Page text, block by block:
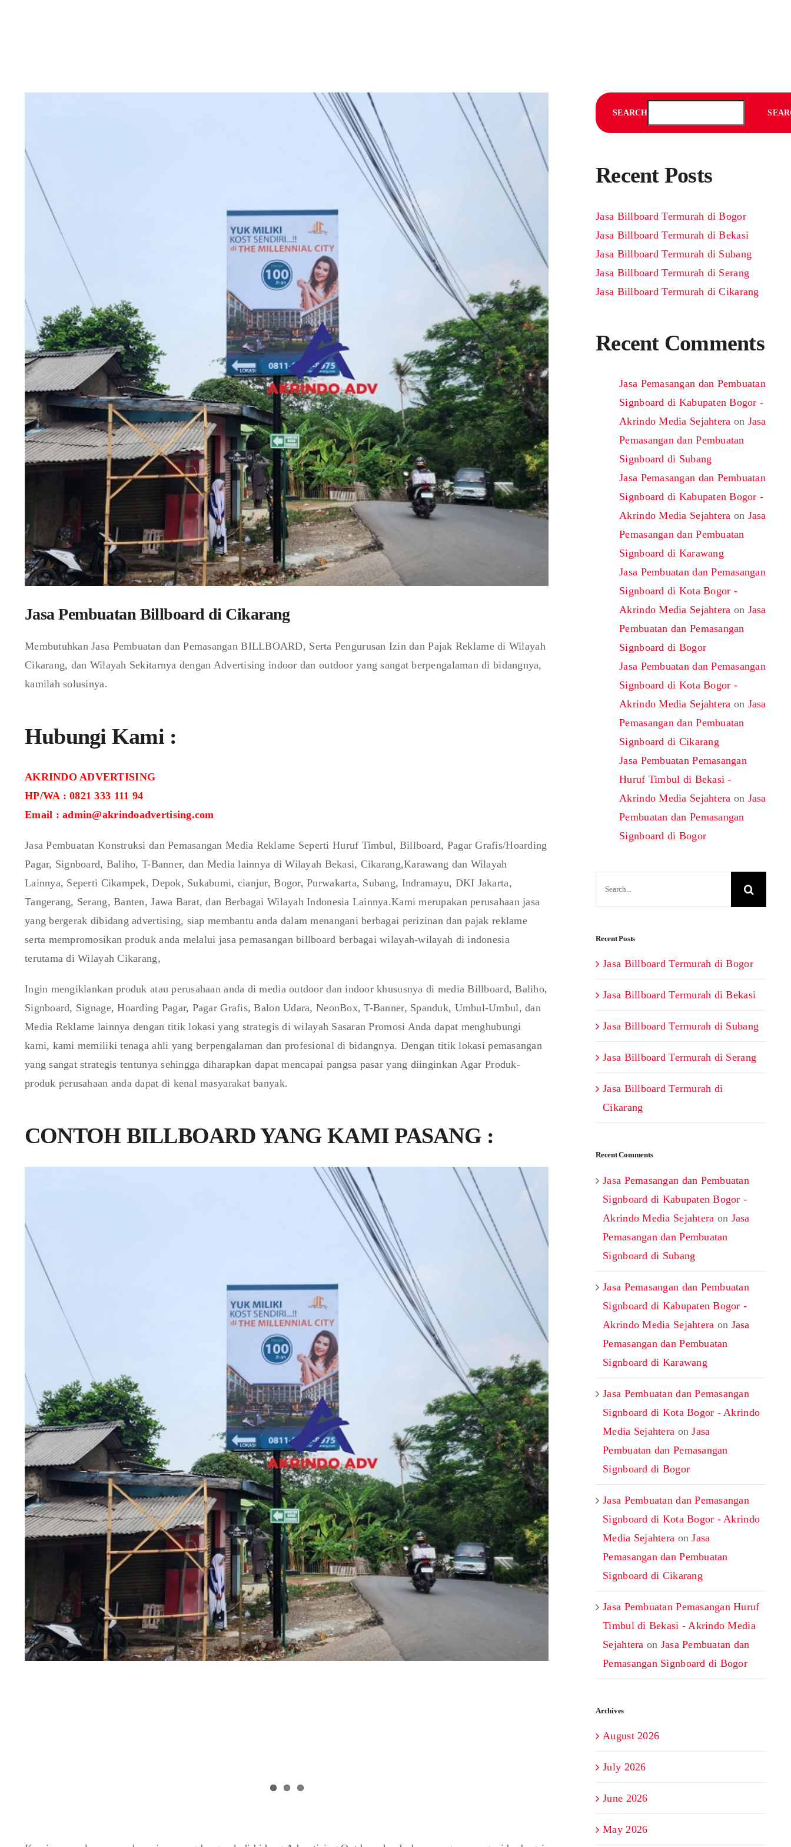
Jasa Pembuatan Billboard di Cikarang
Membutuhkan Jasa Pembuatan dan Pemasangan BILLBOARD, Serta Pengurusan Izin dan Pajak Reklame di Wilayah
Cikarang, dan Wilayah Sekitarnya dengan Advertising indoor dan outdoor yang sangat berpengalaman di bidangnya,
kamilah solusinya.
Hubungi Kami :
AKRINDO ADVERTISING
HP/WA : 0821 333 111 94
Email : admin@akrindoadvertising.com
Jasa Pembuatan Konstruksi dan Pemasangan Media Reklame Seperti Huruf Timbul, Billboard, Pagar Grafis/Hoarding
Pagar, Signboard, Baliho, T-Banner, dan Media lainnya di Wilayah Bekasi, Cikarang,Karawang dan Wilayah
Lainnya, Seperti Cikampek, Depok, Sukabumi, cianjur, Bogor, Purwakarta, Subang, Indramayu, DKI Jakarta,
Tangerang, Serang, Banten, Jawa Barat, dan Berbagai Wilayah Indonesia Lainnya.Kami merupakan perusahaan jasa
yang bergerak dibidang advertising, siap membantu anda dalam menangani berbagai perizinan dan pajak reklame
serta mempromosikan produk anda melalui jasa pemasangan billboard berbagai wilayah-wilayah di indonesia
terutama di Wilayah Cikarang,
Ingin mengiklankan produk atau perusahaan anda di media outdoor dan indoor khususnya di media Billboard, Baliho,
Signboard, Signage, Hoarding Pagar, Pagar Grafis, Balon Udara, NeonBox, T-Banner, Spanduk, Umbul-Umbul, dan
Media Reklame lainnya dengan titik lokasi yang strategis di wilayah Sasaran Promosi Anda dapat menghubungi
kami, kami memiliki tenaga ahli yang berpengalaman dan profesional di bidangnya. Dengan titik lokasi pemasangan
yang sangat strategis tentunya sehingga diharapkan dapat mencapai pangsa pasar yang diinginkan Agar Produk-
produk perusahaan anda dapat di kenal masyarakat banyak.
CONTOH BILLBOARD YANG KAMI PASANG :
SEARCH
Recent Posts
Jasa Billboard Termurah di Bogor
Jasa Billboard Termurah di Bekasi
Jasa Billboard Termurah di Subang
Jasa Billboard Termurah di Serang
Jasa Billboard Termurah di Cikarang
Recent Comments
Jasa Pemasangan dan Pembuatan
Signboard di Kabupaten Bogor -
Akrindo Media Sejahtera on Jasa
Pemasangan dan Pembuatan
Signboard di Subang
Jasa Pemasangan dan Pembuatan
Signboard di Kabupaten Bogor -
Akrindo Media Sejahtera on Jasa
Pemasangan dan Pembuatan
Signboard di Karawang
Jasa Pembuatan dan Pemasangan
Signboard di Kota Bogor -
Akrindo Media Sejahtera on Jasa
Pembuatan dan Pemasangan
Signboard di Bogor
Jasa Pembuatan dan Pemasangan
Signboard di Kota Bogor -
Akrindo Media Sejahtera on Jasa
Pemasangan dan Pembuatan
Signboard di Cikarang
Jasa Pembuatan Pemasangan
Huruf Timbul di Bekasi -
Akrindo Media Sejahtera on Jasa
Pembuatan dan Pemasangan
Signboard di Bogor
Recent Posts
Jasa Billboard Termurah di Bogor
Jasa Billboard Termurah di Bekasi
Jasa Billboard Termurah di Subang
Jasa Billboard Termurah di Serang
Jasa Billboard Termurah di
Cikarang
Recent Comments
Jasa Pemasangan dan Pembuatan
Signboard di Kabupaten Bogor -
Akrindo Media Sejahtera on Jasa
Pemasangan dan Pembuatan
Signboard di Subang
Jasa Pemasangan dan Pembuatan
Signboard di Kabupaten Bogor -
Akrindo Media Sejahtera on Jasa
Pemasangan dan Pembuatan
Signboard di Karawang
Jasa Pembuatan dan Pemasangan
Signboard di Kota Bogor - Akrindo
Media Sejahtera onJasa
Pembuatan dan Pemasangan
Signboard di Bogor
Jasa Pembuatan dan Pemasangan
Signboard di Kota Bogor - Akrindo
Media Sejahtera onJasa
Pemasangan dan Pembuatan
Signboard di Cikarang
Jasa Pembuatan Pemasangan Huruf
Timbul di Bekasi - Akrindo Media
Sejahtera on Jasa Pembuatan dan
Pemasangan Signboard di Bogor
Archives
August 2026
July 2026
June 2026
May 2026